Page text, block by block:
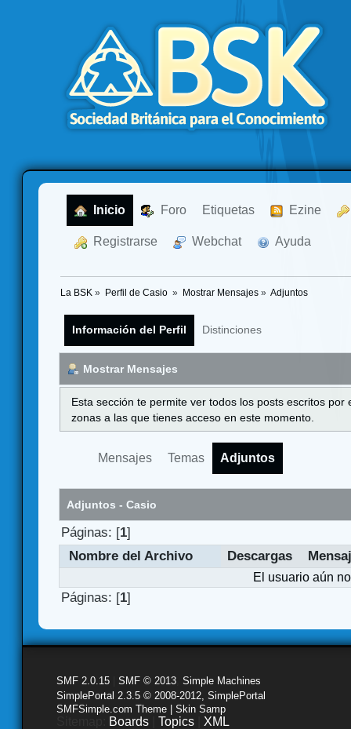
Inicio Foro Etiquetas Ezine
Registrarse Webchat Ayuda
La BSK » Perfil de Casio » Mostrar Mensajes» Adjuntos
Información del Perfil Distinciones
Mostrar Mensajes
Esta sección te permite ver todos los posts escritos
zonas a las que tienes acceso en este momento.
Mensajes Temas Adjuntos
Adjuntos - Casio
Páginas: [1]
Nombre del Archivo
Descargas
El usuario aún
Páginas: [1]
SMF 2.0.15 SMF © 2013 Simple Machines
SimplePortal 2.3.5 © 2008-2012, SimplePortal
SMFSimple.com Theme | Skin Samp
Boards Topics XML